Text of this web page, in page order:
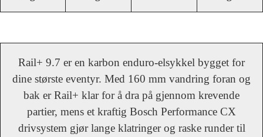
Rail+ 9.7 er en karbon enduro-elsykkel bygget for
dine største eventyr. Med 160 mm vandring foran og
bak er Rail+ klar for å dra på gjennom krevende
partier, mens et kraftig Bosch Performance CX
drivsystem gjør lange klatringer og raske runder til